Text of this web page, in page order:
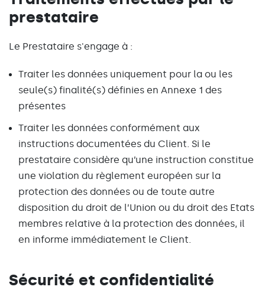
prestataire
Le Prestataire s'engage à :
Traiter les données uniquement pour la ou les
seule(s) finalité(s) définies en Annexe 1 des
présentes
Traiter les données conformément aux
instructions documentées du Client. Si le
prestataire considère qu’une instruction constitue
une violation du règlement européen sur la
protection des données ou de toute autre
disposition du droit de l’Union ou du droit des Etats
membres relative à la protection des données, il
en informe immédiatement le Client.
Sécurité et confidentialité